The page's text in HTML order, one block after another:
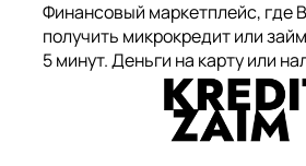
Финансовый маркетплейс, где
получить микрокредит или
5 минут. Деньги на карту или